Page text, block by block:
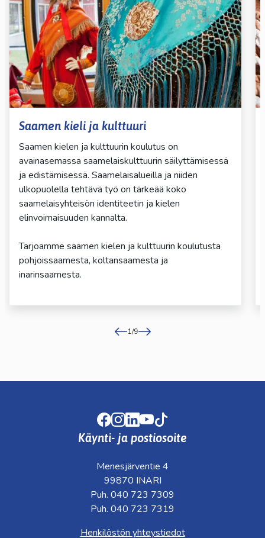
Saamen kieli ja kulttuuri
Saamen kielen ja kulttuurin koulutus on
avainasemassa saamelaiskulttuurin säilyttämisessä
ja edistämisessä. Saamelaisalueilla ja niiden
ulkopuolella tehtävä työ on tärkeää koko
saamelaisyhteisön identiteetin ja kielen
elinvoimaisuuden kannalta.
Tarjoamme saamen kielen ja kulttuurin koulutusta
pohjoissaamesta, koltansaamesta ja
inarinsaamesta.
1/9
Facebook
Instagram
LinkedIn
Youtube
Käynti- ja postiosoite
Menesjärventie 4
99870 INARI
Puh. 040 723 7309
Puh. 040 723 7319
Henkilöstön yhteystiedot